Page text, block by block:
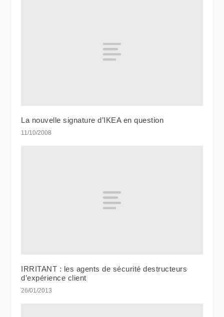
La nouvelle signature d’IKEA en question
11/10/2008
IRRITANT : les agents de sécurité destructeurs
d’expérience client
26/01/2013